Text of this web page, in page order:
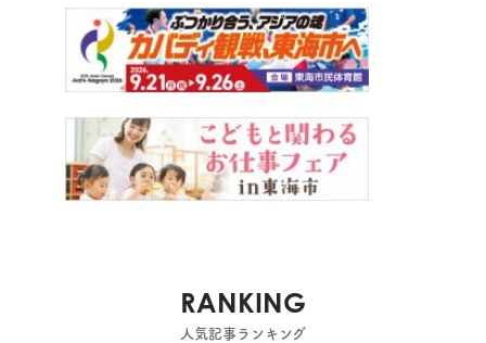
RANKING
人気記事ランキング